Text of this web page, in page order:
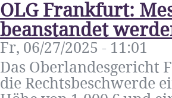
OLG Frankfurt:
beanstandet
Fr, 06/27/2025 - 11:01
Das Oberlandesgericht
die Rechtsbeschwerde